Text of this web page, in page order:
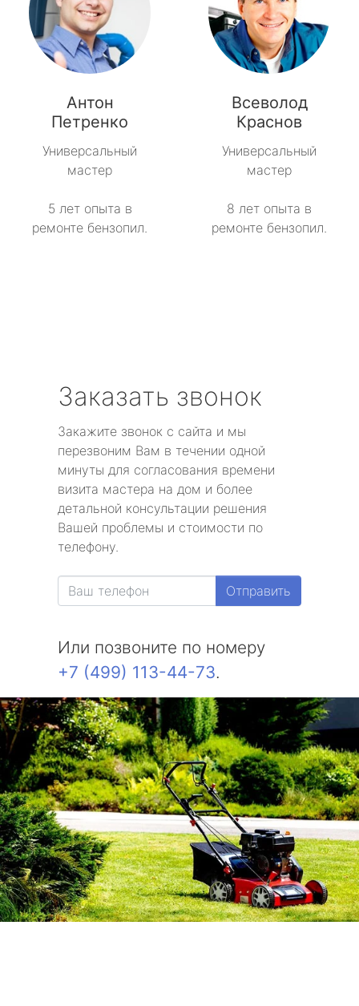
Антон
Петренко
Универсальный
мастер
5 лет опыта в
ремонте бензопил.
Всеволод
Краснов
Универсальный
мастер
8 лет опыта в
ремонте бензопил.
Заказать звонок
Закажите звонок с сайта и мы
перезвоним Вам в течении одной
минуты для согласования времени
визита мастера на дом и более
детальной консультации решения
Вашей проблемы и стоимости по
телефону.
Отправить
Или позвоните по номеру
+7 (499) 113-44-73.